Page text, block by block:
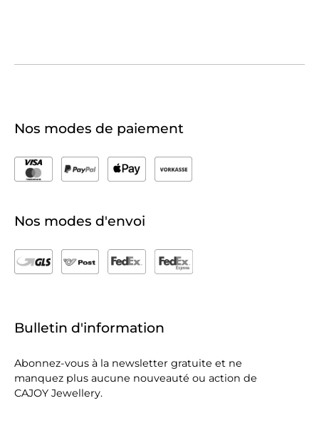
Nos modes de paiement
Nos modes d'envoi
Bulletin d'information
Abonnez-vous à la newsletter gratuite et ne
manquez plus aucune nouveauté ou action de
CAJOY Jewellery.